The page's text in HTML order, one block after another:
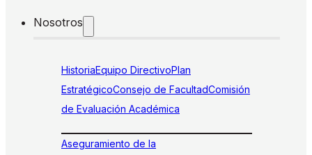
Nosotros
HistoriaEquipo DirectivoPlan
EstratégicoConsejo de FacultadComisión
de Evaluación Académica
Aseguramiento de la